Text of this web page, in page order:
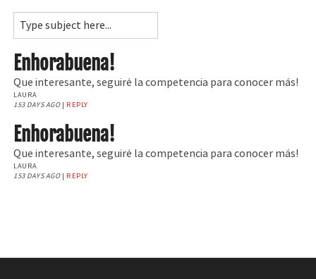
Enhorabuena!
Que interesante, seguiré la competencia para conocer más!
LAURA
153 DAYS AGO| REPLY
Enhorabuena!
Que interesante, seguiré la competencia para conocer más!
LAURA
153 DAYS AGO| REPLY